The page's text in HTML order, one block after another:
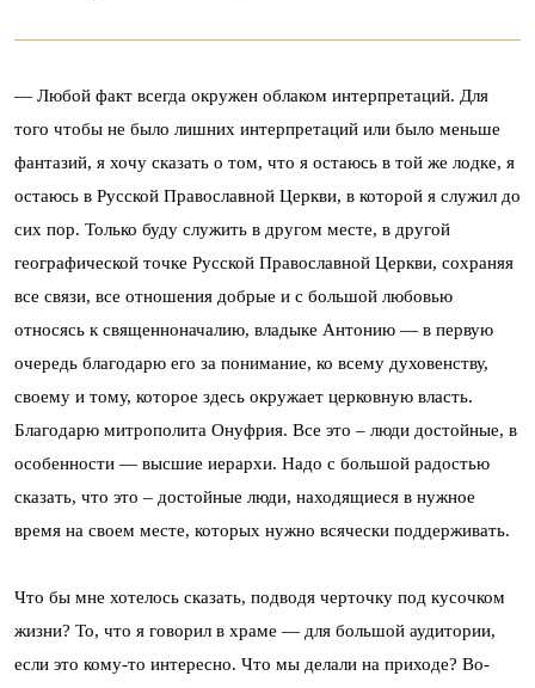
— Любой факт всегда окружен облаком интерпретаций. Для
того чтобы не было лишних интерпретаций или было меньше
фантазий, я хочу сказать о том, что я остаюсь в той же лодке, я
остаюсь в Русской Православной Церкви, в которой я служил до
сих пор. Только буду служить в другом месте, в другой
географической точке Русской Православной Церкви, сохраняя
все связи, все отношения добрые и с большой любовью
относясь к священноначалию, владыке Антонию — в первую
очередь благодарю его за понимание, ко всему духовенству,
своему и тому, которое здесь окружает церковную власть.
Благодарю митрополита Онуфрия. Все это – люди достойные, в
особенности — высшие иерархи. Надо с большой радостью
сказать, что это – достойные люди, находящиеся в нужное
время на своем месте, которых нужно всячески поддерживать.
Что бы мне хотелось сказать, подводя черточку под кусочком
жизни? То, что я говорил в храме — для большой аудитории,
если это кому-то интересно. Что мы делали на приходе? Во-